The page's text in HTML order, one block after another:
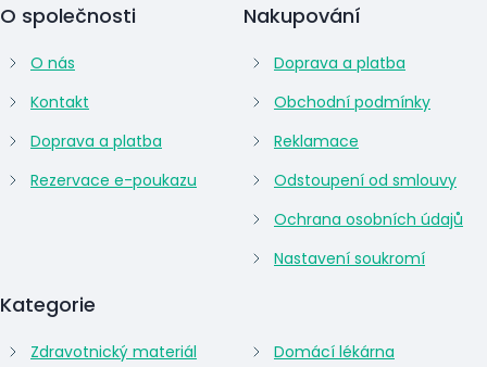
O společnosti
O nás
Kontakt
Doprava a platba
Rezervace e-poukazu
Kategorie
Zdravotnický materiál
Domácí lékárna
Nakupování
Doprava a platba
Obchodní podmínky
Reklamace
Odstoupení od smlouvy
Ochrana osobních údajů
Nastavení soukromí